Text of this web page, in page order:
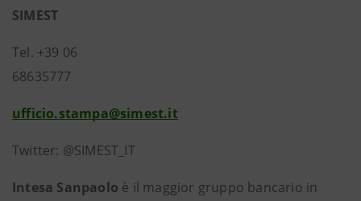
SIMEST
Tel. +39 06
ufficio.stampa@simest.it
Twitter: @SIMEST_IT
Intesa Sanpaolo è il maggior gruppo bancario in